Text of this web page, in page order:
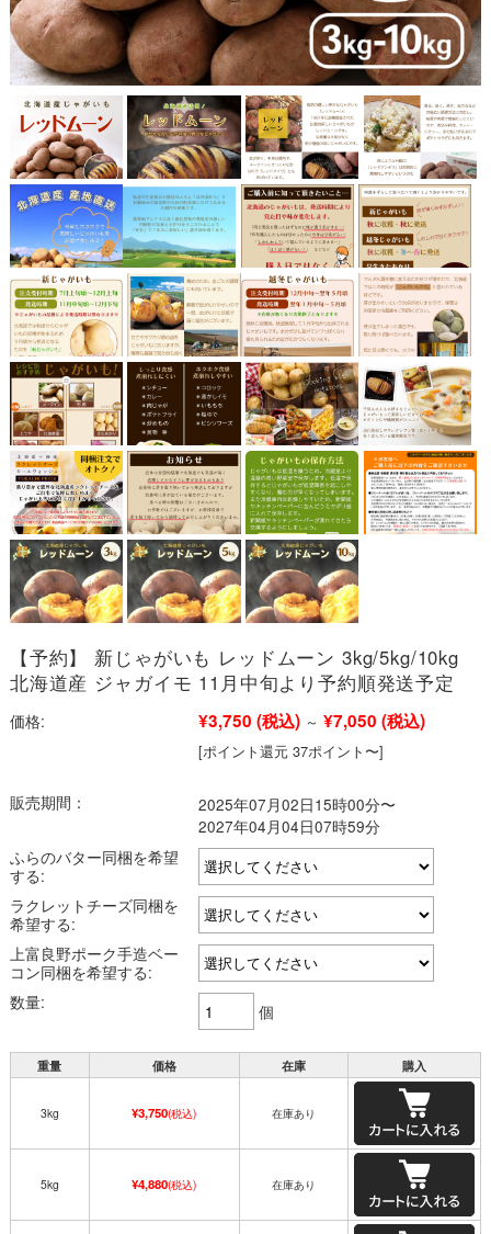
【予約】 新じゃがいも レッドムーン 3kg/5kg/10kg
北海道産 ジャガイモ 11月中旬より予約順発送予定
価格: ¥3,750 (税込) ～ ¥7,050 (税込)
[ポイント還元 37ポイント〜]
販売期間：
2025年07月02日15時00分〜
2027年04月04日07時59分
ふらのバター同梱を希望
する:
ラクレットチーズ同梱を
希望する:
上富良野ポーク手造ベー
コン同梱を希望する:
数量:
個
重量 価格 在庫 購入
3kg ¥3,750(税込) 在庫あり
5kg ¥4,880(税込) 在庫あり